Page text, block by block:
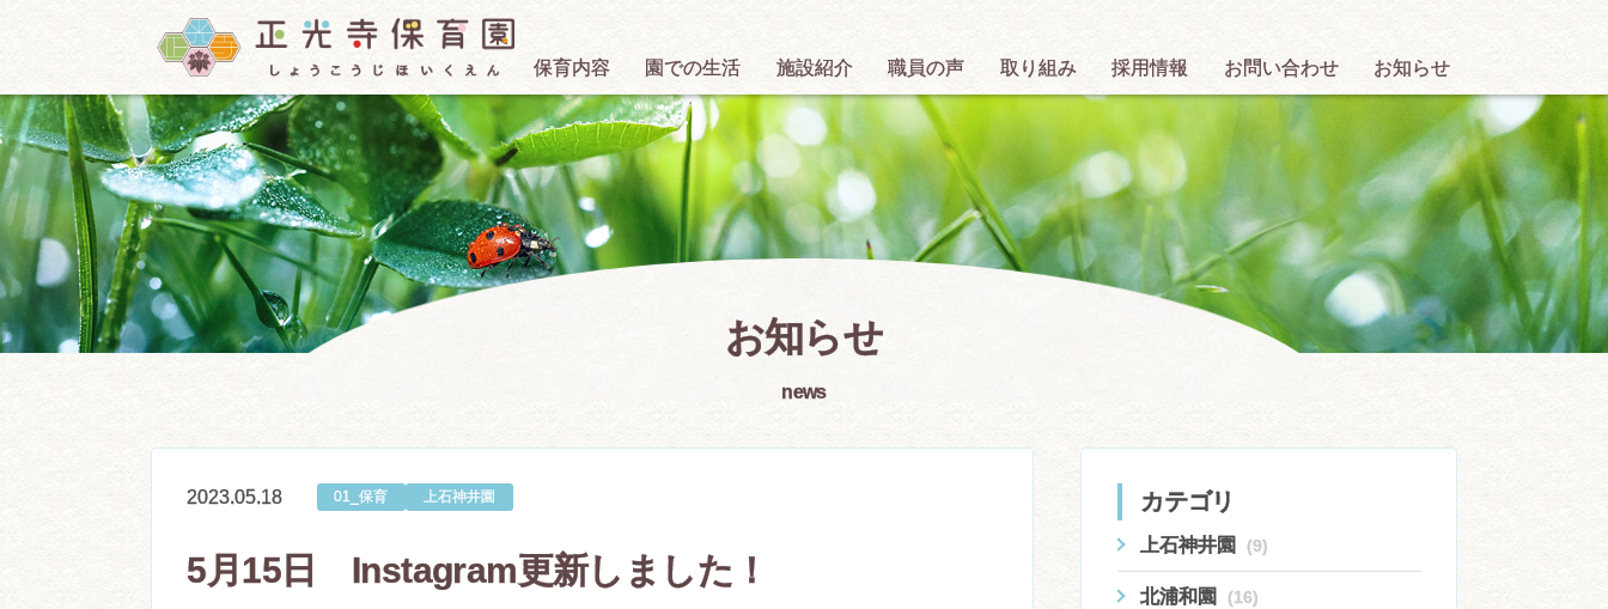
保育内容 園での生活 施設紹介 職員の声 取り組み 採用情報 お問い合わせ お知らせ
お知らせ
news
2023.05.18 01_保育 上石神井園
5月15日 Instagram更新しました！
カテゴリ
上石神井園 (9)
北浦和園 (16)